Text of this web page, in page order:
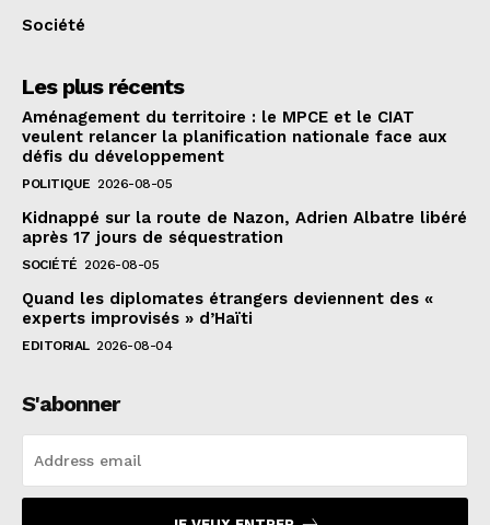
Société
Les plus récents
Aménagement du territoire : le MPCE et le CIAT
veulent relancer la planification nationale face aux
défis du développement
POLITIQUE 2026-08-05
Kidnappé sur la route de Nazon, Adrien Albatre libéré
après 17 jours de séquestration
SOCIÉTÉ 2026-08-05
Quand les diplomates étrangers deviennent des «
experts improvisés » d’Haïti
EDITORIAL 2026-08-04
S'abonner